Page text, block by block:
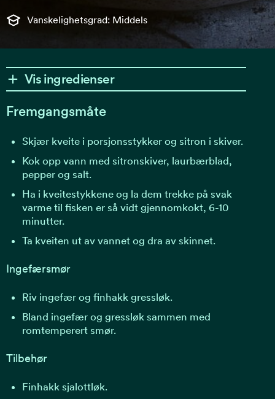
Vanskelighetsgrad: Middels
Vis ingredienser
Fremgangsmåte
Skjær kveite i porsjonsstykker og sitron i skiver.
Kok opp vann med sitronskiver, laurbærblad,
pepper og salt.
Ha i kveitestykkene og la dem trekke på svak
varme til fisken er så vidt gjennomkokt, 6-10
minutter.
Ta kveiten ut av vannet og dra av skinnet.
Ingefærsmør
Riv ingefær og finhakk gressløk.
Bland ingefær og gressløk sammen med
romtemperert smør.
Tilbehør
Finhakk sjalottløk.